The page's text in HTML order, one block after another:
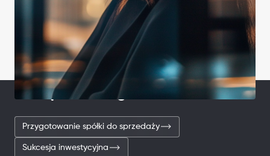
Powiązane usługi
Przygotowanie spółki do sprzedaży
Sukcesja inwestycyjna